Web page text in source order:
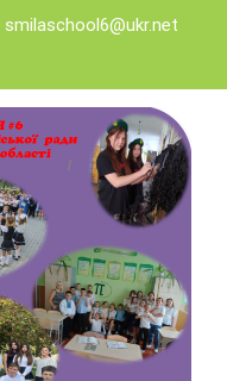
smilaschool6@ukr.net